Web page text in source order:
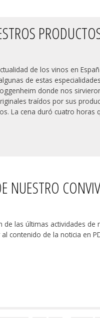
de los vinos en
de estas
donde nos
traídos por sus
La cena duró cuatro
NUESTRO
las últimas actividades de
contenido de la noticia en